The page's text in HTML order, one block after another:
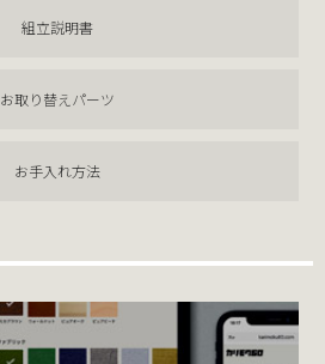
組立説明書
お取り替えパーツ
お手入れ方法